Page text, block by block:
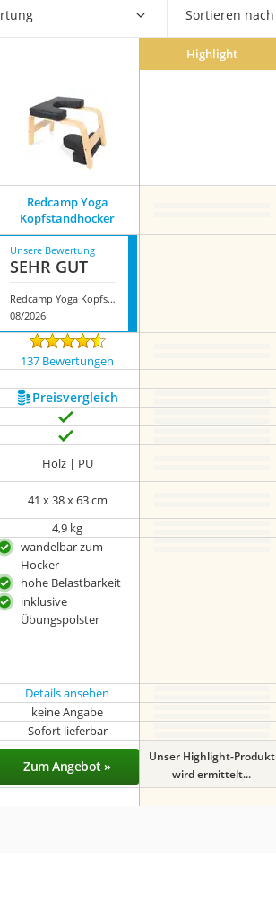
Sortieren nach
Highlight
Redcamp Yoga
Kopfstandhocker
Unsere Bewertung
SEHR GUT
Redcamp Yoga Kopfstandhocker
08/2026
137 Bewertungen
Preis­vergleich
Holz | PU
41 x 38 x 63 cm
4,9 kg
wandelbar zum
Hocker
hohe Belastbarkeit
inklusive
Übungspolster
Details ansehen
keine Angabe
Sofort lieferbar
Zum Angebot »
Unser Highlight-Produkt
wird ermittelt...